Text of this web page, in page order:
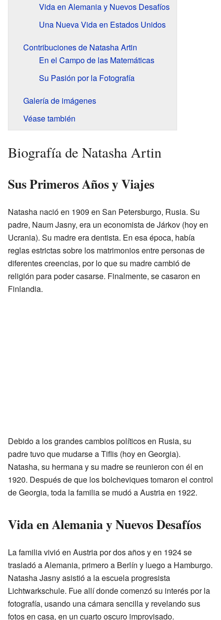
Vida en Alemania y Nuevos Desafíos
Una Nueva Vida en Estados Unidos
Contribuciones de Natasha Artin
En el Campo de las Matemáticas
Su Pasión por la Fotografía
Galería de imágenes
Véase también
Biografía de Natasha Artin
Sus Primeros Años y Viajes
Natasha nació en 1909 en San Petersburgo, Rusia. Su
padre, Naum Jasny, era un economista de Járkov (hoy en
Ucrania). Su madre era dentista. En esa época, había
reglas estrictas sobre los matrimonios entre personas de
diferentes creencias, por lo que su madre cambió de
religión para poder casarse. Finalmente, se casaron en
Finlandia.
Debido a los grandes cambios políticos en Rusia, su
padre tuvo que mudarse a Tiflis (hoy en Georgia).
Natasha, su hermana y su madre se reunieron con él en
1920. Después de que los bolcheviques tomaron el control
de Georgia, toda la familia se mudó a Austria en 1922.
Vida en Alemania y Nuevos Desafíos
La familia vivió en Austria por dos años y en 1924 se
trasladó a Alemania, primero a Berlín y luego a Hamburgo.
Natasha Jasny asistió a la escuela progresista
Lichtwarkschule. Fue allí donde comenzó su interés por la
fotografía, usando una cámara sencilla y revelando sus
fotos en casa, en un cuarto oscuro improvisado.